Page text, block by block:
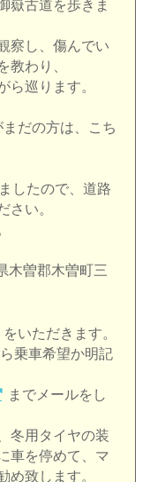
嶽古道を歩きま
察し、傷んでい
教わり、
ら巡ります。
だの方は、
こち
したので、道路
さい。
木曽郡木曽町三
いただきます。
乗車希望か明記
までメールをし
冬用タイヤの装
車を停めて、マ
め致します。